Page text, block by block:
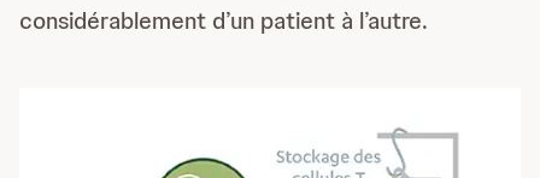
considérablement d’un patient à l’autre.